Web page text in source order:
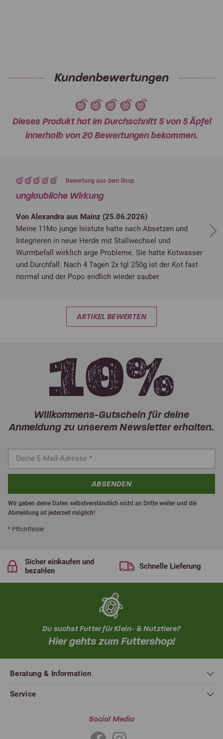
Kundenbewertungen
Dieses Produkt hat im Durchschnitt 5 von 5 Äpfel
innerhalb von 20 Bewertungen bekommen.
Bewertung aus dem Shop
unglaubliche Wirkung
Von Alexandra aus Mainz (25.06.2026)
Meine 11Mo junge Isistute hatte nach Absetzen und
Integrieren in neue Herde mit Stallwechsel und
Wurmbefall wirklich arge Probleme. Sie hatte Kotwasser
und Durchfall. Nach 4 Tagen 2x tgl 250g ist der Kot fast
normal und der Popo endlich wieder sauber
Next
ARTIKEL BEWERTEN
Willkommens-Gutschein für deine
Anmeldung zu unserem Newsletter erhalten.
ABSENDEN
Wir geben deine Daten selbstverständlich nicht an Dritte weiter und die
Abmeldung ist jederzeit möglich!
* Pflichtfelder
Sicher einkaufen und
bezahlen
Schnelle Lieferung
Du suchst Futter für Klein- & Nutztiere?
Hier gehts zum Futtershop!
Beratung & Information
Service
Social Media